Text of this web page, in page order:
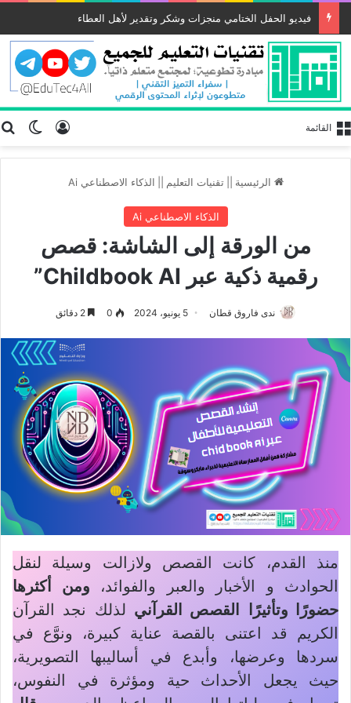
فيديو الحفل الختامي منجزات وشكر وتقدير لأهل العطاء
تسجيل القائمة
الرئيسية تقنيات التعليم الذكاء الاصطناعي Ai
الذكاء الاصطناعي Ai
من الورقة إلى الشاشة: قصص
رقمية ذكية عبر Childbook AI”
ندى فاروق قطان 5 يونيو، 2024 0
منذ القدم، كانت القصص ولازالت وسيلة لنقل
الحوادث و الأخبار والعبر والفوائد، ومن أكثرها
حضورًا وتأثيرًا
القصص القرآني لذلك نجد القرآن
الكريم قد اعتنى بالقصة عناية كبيرة، ونوَّع في
سردها وعرضها، وأبدع في أساليبها التصويرية،
حيث يجعل الأحداث حية ومؤثرة في النفوس،